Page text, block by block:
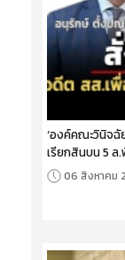
‘องค์คณะวินิจฉั
เรียกสินบน 5 ล
06 สิงหาคม